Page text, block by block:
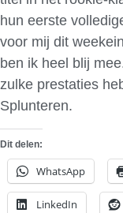
hun eerste
voor mij dit
ben ik heel blij
zulke prestaties
Splunteren.
Dit delen:
WhatsApp
LinkedIn